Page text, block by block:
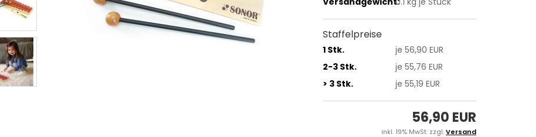
Staffelpreise
1 Stk.
je 56,90 EUR
2-3 Stk.
je 55,76 EUR
> 3 Stk.
je 55,19 EUR
56,90 EUR
inkl. 19% MwSt. zzgl.Versand